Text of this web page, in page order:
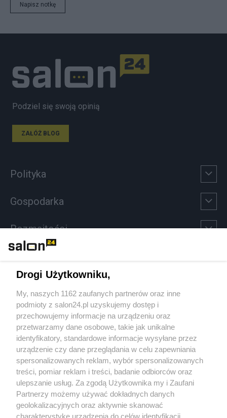
Napisz notkę
Podziel się swoją opinią
ZAŁÓŻ BLOG
Polityka
Gospodarka
Rozmaitości
Sport
Społeczeństwo
Kultura
X Facebook Instagram Youtube
Drogi Użytkowniku,
My, naszych 1162 zaufanych partnerów oraz inne
podmioty z salon24.pl uzyskujemy dostęp i
przechowujemy informacje na urządzeniu oraz
przetwarzamy dane osobowe, takie jak unikalne
identyfikatory, standardowe informacje wysyłane przez
urządzenie czy dane przeglądania w celu zapewniania
spersonalizowanych reklam, wybór spersonalizowanych
treści, pomiar reklam i treści, badanie odbiorców oraz
ulepszanie usług. Za zgodą Użytkownika my i Zaufani
Partnerzy możemy używać dokładnych danych
geolokalizacyjnych oraz aktywnie skanować
charakterystykę urządzenia do celów identyfikacji.